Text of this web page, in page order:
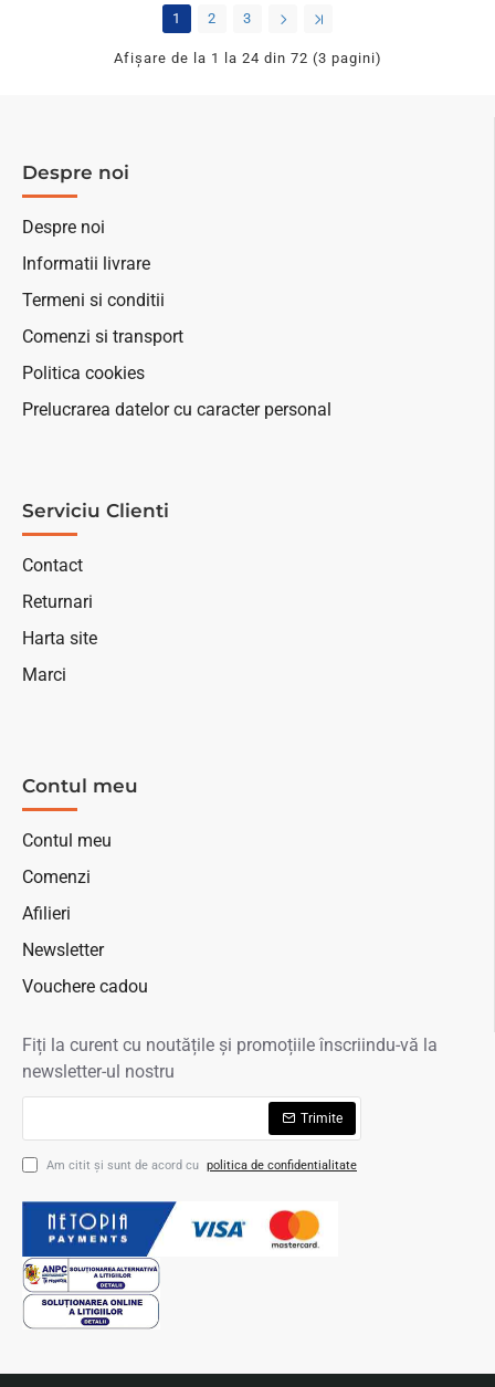
1 2 3
Afişare de la 1 la 24 din 72 (3 pagini)
Despre noi
Despre noi
Informatii livrare
Termeni si conditii
Comenzi si transport
Politica cookies
Prelucrarea datelor cu caracter personal
Serviciu Clienti
Contact
Returnari
Harta site
Marci
Contul meu
Contul meu
Comenzi
Afilieri
Newsletter
Vouchere cadou
Fiți la curent cu noutățile și promoțiile înscriindu-vă la
newsletter-ul nostru
Trimite
Am citit şi sunt de acord cu politica de confidentialitate